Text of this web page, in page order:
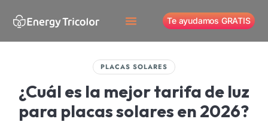
Te ayudamos GRATIS
PLACAS SOLARES
¿Cuál es la mejor tarifa de luz
para placas solares en 2026?